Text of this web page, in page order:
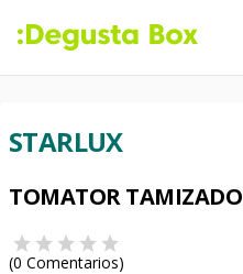
STARLUX
TOMATOR TAMIZADO
(0 Comentarios)